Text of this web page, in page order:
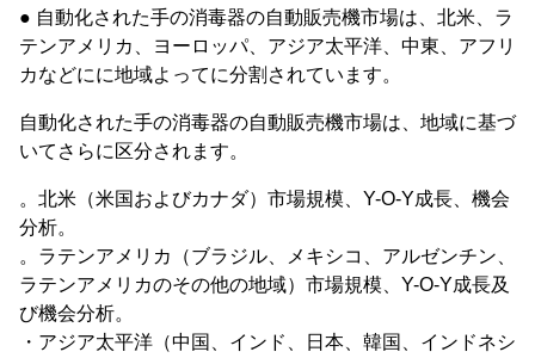
● 自動化された手の消毒器の自動販売機市場は、北米、ラ
テンアメリカ、ヨーロッパ、アジア太平洋、中東、アフリ
カなどにに地域よってに分割されています。
自動化された手の消毒器の自動販売機市場は、地域に基づ
いてさらに区分されます。
。北米（米国およびカナダ）市場規模、Y-O-Y成長、機会
分析。
。ラテンアメリカ（ブラジル、メキシコ、アルゼンチン、
ラテンアメリカのその他の地域）市場規模、Y-O-Y成長及
び機会分析。
・アジア太平洋（中国、インド、日本、韓国、インドネシ